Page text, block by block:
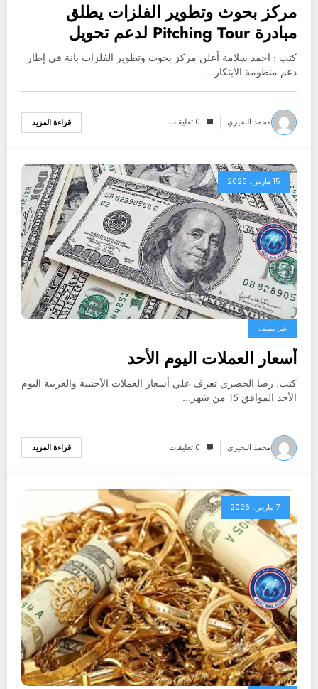
مركز بحوث وتطوير الفلزات يطلق
مبادرة Pitching Tour لدعم تحويل
المشروعات البحثية
كتب : احمد سلامة أعلن مركز بحوث وتطوير الفلزات بانة في إطار
دعم منظومة الابتكار…
محمد البحيري 0 تعليقات قراءة المزيد
15 مارس، 2026
غير مصنف
أسعار العملات اليوم الأحد
كتب: رضا الحصري تعرف علي أسعار العملات الأجنبية والعربية اليوم
الأحد الموافق 15 من شهر…
محمد البحيري 0 تعليقات قراءة المزيد
7 مارس، 2026